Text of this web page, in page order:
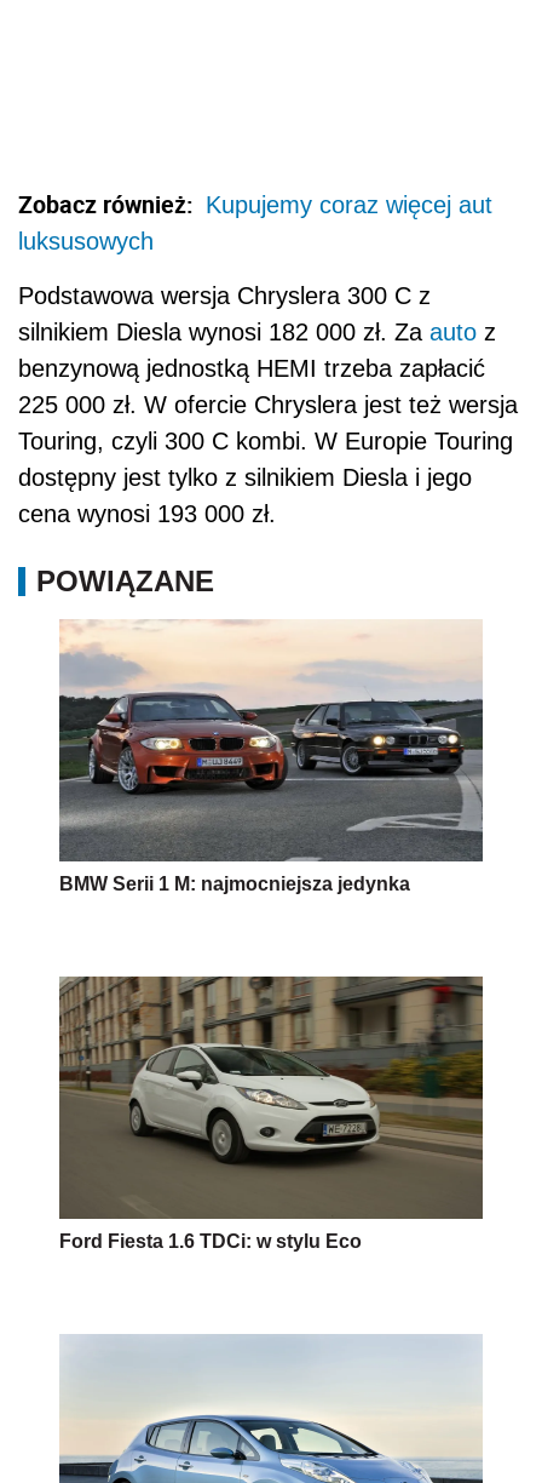
Zobacz również: Kupujemy coraz więcej aut
luksusowych
Podstawowa wersja Chryslera 300 C z
silnikiem Diesla wynosi 182 000 zł. Za auto z
benzynową jednostką HEMI trzeba zapłacić
225 000 zł. W ofercie Chryslera jest też wersja
Touring, czyli 300 C kombi. W Europie Touring
dostępny jest tylko z silnikiem Diesla i jego
cena wynosi 193 000 zł.
POWIĄZANE
BMW Serii 1 M: najmocniejsza jedynka
Ford Fiesta 1.6 TDCi: w stylu Eco